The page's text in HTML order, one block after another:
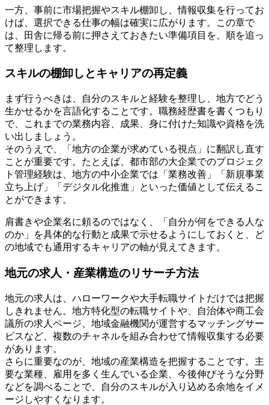
一方、事前に市場把握やスキル棚卸し、情報収集を行ってお
けば、選択できる仕事の幅は確実に広がります。この章で
は、田舎に帰る前に押さえておきたい準備項目を、順を追っ
て整理します。
スキルの棚卸しとキャリアの再定義
まず行うべきは、自分のスキルと経験を整理し、地方でどう
生かせるかを言語化することです。職務経歴書を書くつもり
で、これまでの業務内容、成果、身に付けた知識や資格を洗
い出しましょう。
そのうえで、「地方の企業が求めている視点」に翻訳し直す
ことが重要です。たとえば、都市部の大企業でのプロジェク
ト管理経験は、地方の中小企業では「業務改善」「新規事業
立ち上げ」「デジタル化推進」といった価値として伝えるこ
とができます。
肩書きや企業名に頼るのではなく、「自分が何をできる人な
のか」を具体的な行動と成果で示せるようにしておくと、ど
の地域でも通用するキャリアの軸が見えてきます。
地元の求人・産業構造のリサーチ方法
地元の求人は、ハローワークや大手転職サイトだけでは把握
しきれません。地方特化型の転職サイトや、自治体や商工会
議所の求人ページ、地域金融機関が運営するマッチングサー
ビスなど、複数のチャネルを組み合わせて情報収集する必要
があります。
さらに重要なのが、地域の産業構造を把握することです。主
要な業種、雇用を多く生んでいる企業、今後伸びそうな分野
などを調べることで、自分のスキルが入り込める余地をイメ
ージしやすくなります。